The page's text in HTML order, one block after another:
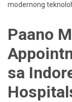
modernong
Paano
sa